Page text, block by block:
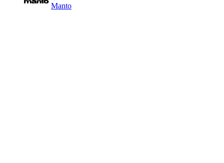
Manto